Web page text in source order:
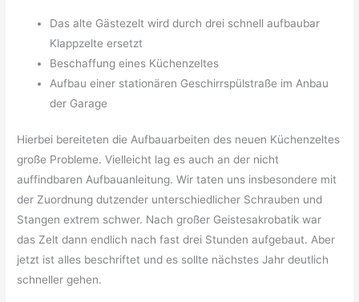
Das alte Gästezelt wird durch drei schnell aufbaubar
Klappzelte ersetzt
Beschaffung eines Küchenzeltes
Aufbau einer stationären Geschirrspülstraße im Anbau
der Garage
Hierbei bereiteten die Aufbauarbeiten des neuen Küchenzeltes
große Probleme. Vielleicht lag es auch an der nicht
auffindbaren Aufbauanleitung. Wir taten uns insbesondere mit
der Zuordnung dutzender unterschiedlicher Schrauben und
Stangen extrem schwer. Nach großer Geistesakrobatik war
das Zelt dann endlich nach fast drei Stunden aufgebaut. Aber
jetzt ist alles beschriftet und es sollte nächstes Jahr deutlich
schneller gehen.